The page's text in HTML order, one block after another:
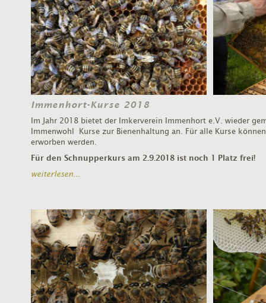
Immenhort-Kurse 2018
Im Jahr 2018 bietet der Imkerverein Immenhort e.V. wieder
Immenwohl Kurse zur Bienenhaltung an. Für alle Kurse
erworben werden.
Für den Schnupperkurs am 2.9.2018 ist noch 1 Platz frei!
weiterlesen...